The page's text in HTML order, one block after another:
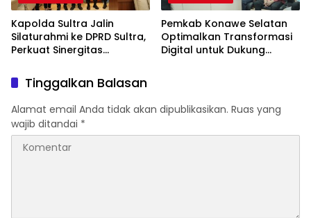
Kapolda Sultra Jalin
Silaturahmi ke DPRD Sultra,
Perkuat Sinergitas
Kemajuan Daerah
Pemkab Konawe Selatan
Optimalkan Transformasi
Digital untuk Dukung
Tinggalkan Balasan
Alamat email Anda tidak akan dipublikasikan. Ruas yang
wajib ditandai *